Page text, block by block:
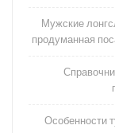
Мужские
продуманная
Особенности